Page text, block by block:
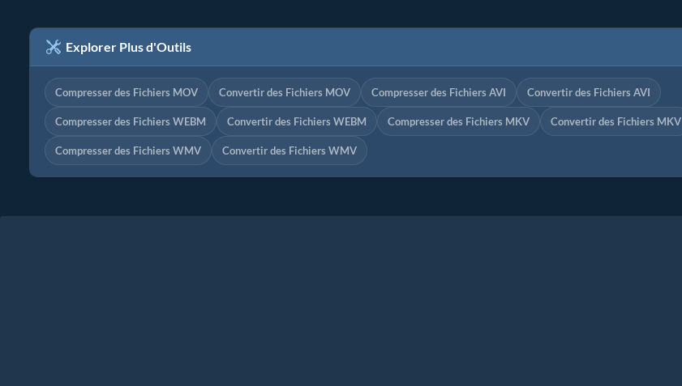
Explorer Plus d'Outils
Compresser des Fichiers MOV Convertir des Fichiers MOV Compresser des Fichiers AVI Convertir des Fichiers AVI
Compresser des Fichiers WEBM Convertir des Fichiers WEBM Compresser des Fichiers MKV Convertir des Fichiers MKV
Compresser des Fichiers WMV Convertir des Fichiers WMV